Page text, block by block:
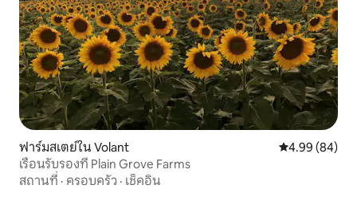
ฟาร์มสเตย์ใน Volant คะแนนเฉลี่ย
4.99 (84)
เรือนรับรองที่ Plain Grove Farms
สถานที่ · ครอบครัว · เช็คอิน